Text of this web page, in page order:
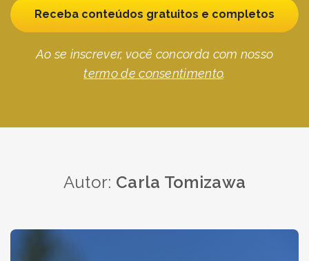
Receba conteúdos gratuitos e completos
Ao se inscrever, você concorda com nosso
termo de consentimento.
Autor: Carla Tomizawa